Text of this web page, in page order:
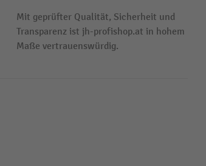
Mit geprüfter Qualität, Sicherheit und
Transparenz ist jh-profishop.at in hohem
Maße vertrauenswürdig.